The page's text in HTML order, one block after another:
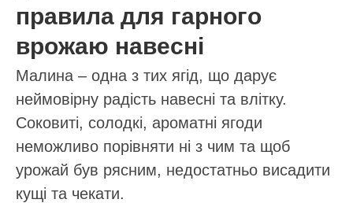
правила для гарного
врожаю навесні
Малина – одна з тих ягід, що дарує
неймовірну радість навесні та влітку.
Соковиті, солодкі, ароматні ягоди
неможливо порівняти ні з чим та щоб
урожай був рясним, недостатньо висадити
кущі та чекати.